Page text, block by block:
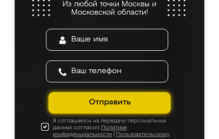
Из любой точки Москвы и
Московской области!
Отправить
Я соглашаюсь на передачу персональных
данных согласно Политике
конфиденциальности
Пользовательскому